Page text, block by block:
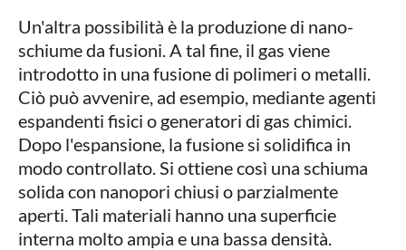
Un'altra possibilità è la produzione di nano-
schiume da fusioni. A tal fine, il gas viene
introdotto in una fusione di polimeri o metalli.
Ciò può avvenire, ad esempio, mediante agenti
espandenti fisici o generatori di gas chimici.
Dopo l'espansione, la fusione si solidifica in
modo controllato. Si ottiene così una schiuma
solida con nanopori chiusi o parzialmente
aperti. Tali materiali hanno una superficie
interna molto ampia e una bassa densità.